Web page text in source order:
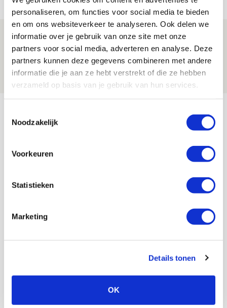
personaliseren, om functies voor social media te bieden
en om ons websiteverkeer te analyseren. Ook delen we
informatie over je gebruik van onze site met onze
partners voor social media, adverteren en analyse. Deze
partners kunnen deze gegevens combineren met andere
informatie die je aan ze hebt verstrekt of die ze hebben
verzameld op basis van je gebruik van hun services.
Noodzakelijk
Voorkeuren
Statistieken
Marketing
Details tonen
OK
NIEUWS
Spelen bij Jong Ajax of Ajax 1? Dat
maakt Abdalla ‘geen reet’ uit
08 AUGUSTUS 2026 - 10:04
AGENDA
23
Selectiedag ballenjongens/-meiden